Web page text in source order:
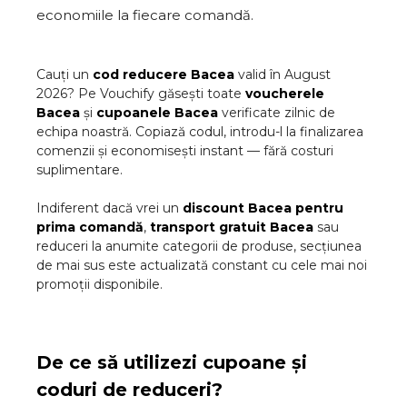
economiile la fiecare comandă.
Cauți un cod reducere Bacea valid în August
2026? Pe Vouchify găsești toate voucherele
Bacea și cupoanele Bacea verificate zilnic de
echipa noastră. Copiază codul, introdu-l la finalizarea
comenzii și economisești instant — fără costuri
suplimentare.
Indiferent dacă vrei un discount Bacea pentru
prima comandă, transport gratuit Bacea sau
reduceri la anumite categorii de produse, secțiunea
de mai sus este actualizată constant cu cele mai noi
promoții disponibile.
De ce să utilizezi cupoane și
coduri de reduceri?